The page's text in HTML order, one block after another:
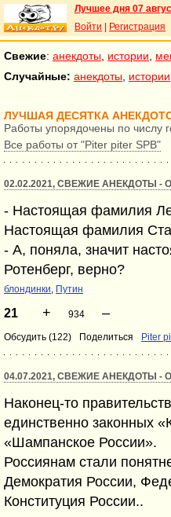
Лучшее дня 07
Войти
Регистрация
Свежие: анекдоты истории
Случайные: анекдоты истории
ЛУЧШАЯ ДЕСЯТКА
Работы упорядочены по числу
Все работы от "Piter piter SPB"
02.02.2021, СВЕЖИЕ АНЕКДОТЫ
- Настоящая фамилия
Настоящая фамилия
- А, поняла, значит
Ротенберг, верно?
блондинки, Путин
21 + 934 –
Обсудить (122) Поделиться Piter
04.07.2021, СВЕЖИЕ АНЕКДОТЫ
Наконец-то
единственно законных
«Шампанское России».
Россиянам стали
Демократия России,
Конституция России..